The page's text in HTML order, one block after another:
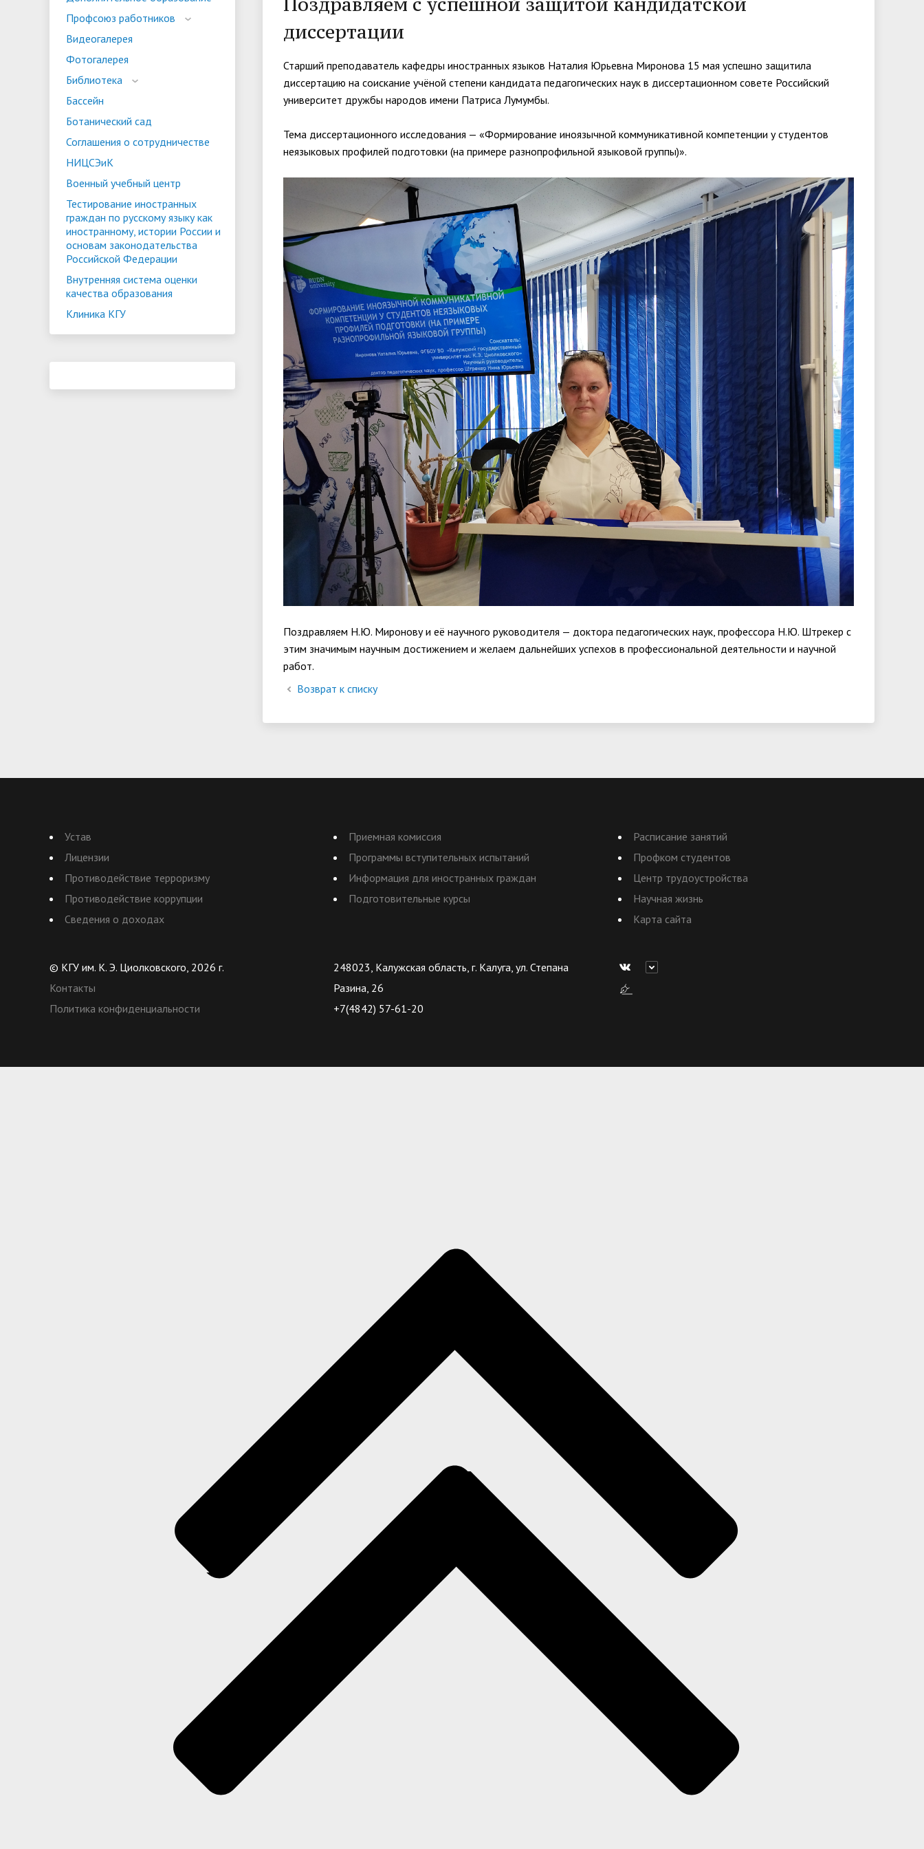
Военный учебный центр
Тестирование иностранных граждан
истории России и основам
законодательства Российской
испытаний
документов
Особая квота Отдельная квота Подготовительные курсы
Расписание и результаты
вступительных испытаний
Информация о зачислении
граждан
Объединенный совет обучающихся Заселение в общежитие
университета"
университета. Серия 1.
университета. Серия 2. Исследования
Журнал "Вестник Калужского
университета. Серия 3. История.
Национальные проекты Российской
Федерации
Профсоюз работников
Видеогалерея
Фотогалерея
Библиотека
Бассейн
Ботанический сад
Соглашения о сотрудничестве
НИЦСЭиК
Военный учебный центр
Тестирование иностранных
граждан по русскому языку как
иностранному, истории России и
основам законодательства
Российской Федерации
Внутренняя система оценки
качества образования
Клиника КГУ
диссертации
Старший преподаватель кафедры иностранных языков Наталия Юрьевна Миронова 15 мая успешно защитила
диссертацию на соискание учёной степени кандидата педагогических наук в диссертационном совете Российский
университет дружбы народов имени Патриса Лумумбы.
Тема диссертационного исследования — «Формирование иноязычной коммуникативной компетенции у студентов
неязыковых профилей подготовки (на примере разнопрофильной языковой группы)».
Поздравляем Н.Ю. Миронову и её научного руководителя — доктора педагогических наук, профессора Н.Ю. Штрекер с
этим значимым научным достижением и желаем дальнейших успехов в профессиональной деятельности и научной
работ.
Возврат к списку
Устав
Лицензии
Противодействие терроризму
Противодействие коррупции
Сведения о доходах
Приемная комиссия
Программы вступительных испытаний
Информация для иностранных граждан
Подготовительные курсы
Расписание занятий
Профком студентов
Центр трудоустройства
Научная жизнь
Карта сайта
© КГУ им. К. Э. Циолковского, 2026 г.
Контакты
Политика конфиденциальности
248023, Калужская область, г. Калуга, ул. Степана
Разина, 26
+7(4842) 57-61-20